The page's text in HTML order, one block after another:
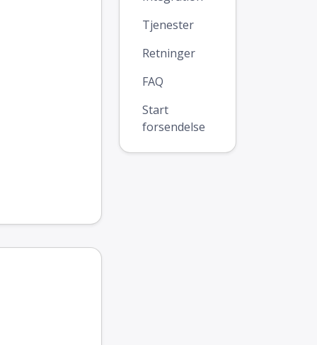
Tjenester
Retninger
FAQ
Start
forsendelse